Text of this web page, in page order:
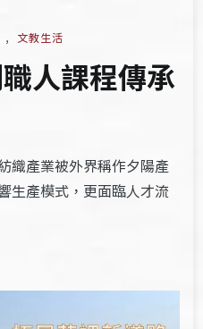
, 文教生活
人課程傳承
織產業被外界稱作夕陽產
生產模式，更面臨人才流